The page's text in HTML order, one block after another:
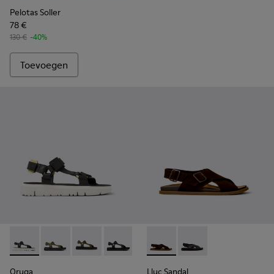
Pelotas Soller
78 €
130 € -40%
Toevoegen
Oruga - K100416-023 - Multicolor
Oruga - K100416-022
Oruga - K100416-016
Oruga - K100416-011
Oruga - K100416-005
Oruga
Lluc Sandal - K101093-001
Lluc Sandal -
Lluc Sandal